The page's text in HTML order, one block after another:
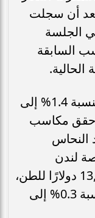
بعد أن سجلت
دولارًا في الجلسة
السابقة
في المقابل، تراجع سعر البلاتين بنسبة 1.4% إلى
حقق مكاسب
النحاس
لندن
للمعادن بنسبة 0.6% إلى 13,089.20 دولارًا للطن،
بينما تراجعت العقود الأمريكية بنسبة 0.3% إلى